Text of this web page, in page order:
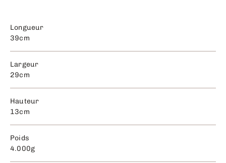
Longueur
39cm
Largeur
29cm
Hauteur
13cm
Poids
4.000g